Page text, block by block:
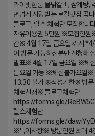
라이빗한룸 물닭갈비, 삼계탕,
년넘게 사랑받는 로컬맛집 곰
블로그, 릴스 체험단 모집합
자유이용권 5만원 ※모집인원
간※ 4월 17일 금요일 까지
이 방문 가능하신분만 신청해
발표※ 4월 17일 금요일 ※체
든요일 가능 ※체험불가요일※
13:30 불가 ※작성기한※ 방문
체험신청※ 블로그체험단
https://forms.gle/
릴스체험단
https://forms.gle/
※특이사항※ 방문인원 최대 4